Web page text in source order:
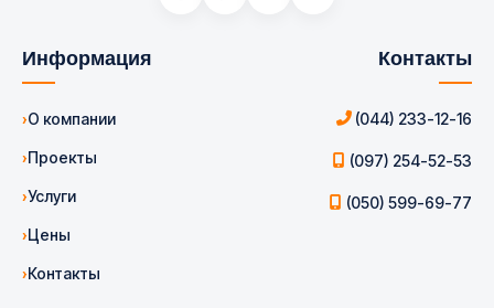
Информация
О компании
Проекты
Услуги
Цены
Контакты
Контакты
(044) 233-12-16
(097) 254-52-53
(050) 599-69-77